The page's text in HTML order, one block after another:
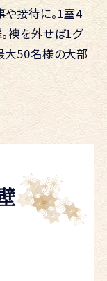
や接待に。1室4
襖を外せば1グ
大50名様の大部